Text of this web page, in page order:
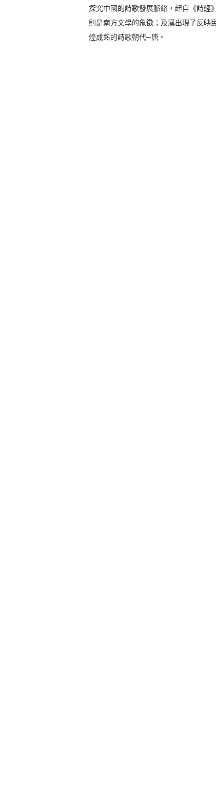
探究中國的詩歌發展脈絡，起自《詩經
則是南方文學的象徵；及漢出現了反映
煌成熟的詩歌朝代─唐。